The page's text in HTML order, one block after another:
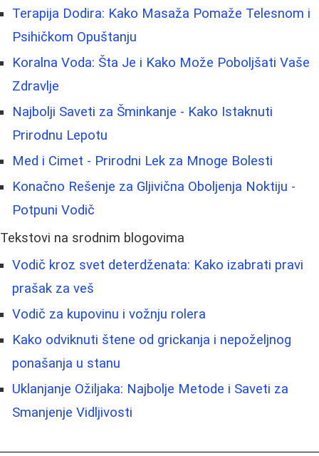
Terapija Dodira: Kako Masaža Pomaže Telesnom i
Psihičkom Opuštanju
Koralna Voda: Šta Je i Kako Može Poboljšati Vaše
Zdravlje
Najbolji Saveti za Šminkanje - Kako Istaknuti
Prirodnu Lepotu
Med i Cimet - Prirodni Lek za Mnoge Bolesti
Konačno Rešenje za Gljivična Oboljenja Noktiju -
Potpuni Vodič
Tekstovi na srodnim blogovima
Vodič kroz svet deterdženata: Kako izabrati pravi
prašak za veš
Vodič za kupovinu i vožnju rolera
Kako odviknuti štene od grickanja i nepoželjnog
ponašanja u stanu
Uklanjanje Ožiljaka: Najbolje Metode i Saveti za
Smanjenje Vidljivosti